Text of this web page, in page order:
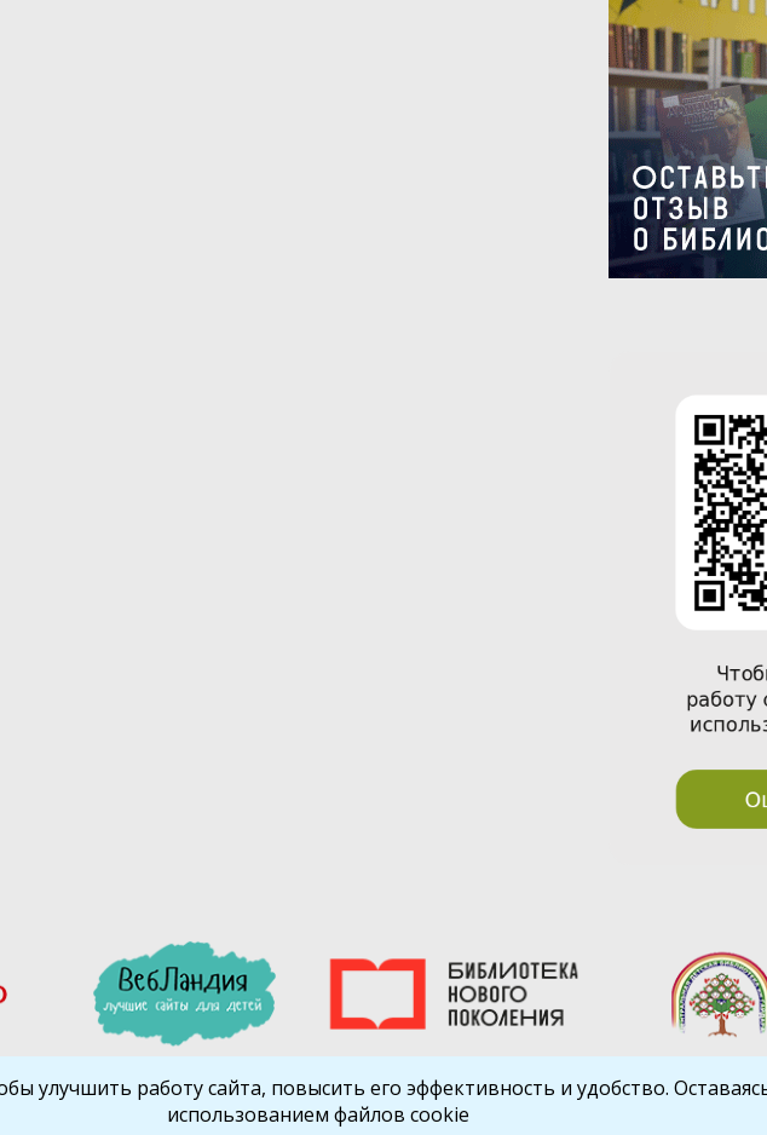
улучшить работу сайта, повысить его эффективность и удобство.
использованием файлов cookie